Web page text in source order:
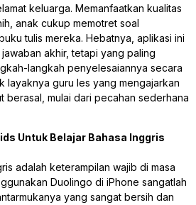
keluarga. Memanfaatkan kualitas
anak cukup memotret soal
tulis mereka. Hebatnya, aplikasi ini
akhir, tetapi yang paling
langkah penyelesaiannya secara
layaknya guru les yang mengajarkan
berasal, mulai dari pecahan sederhana
Untuk Belajar Bahasa Inggris
adalah keterampilan wajib di masa
Duolingo di iPhone sangatlah
yang sangat bersih dan